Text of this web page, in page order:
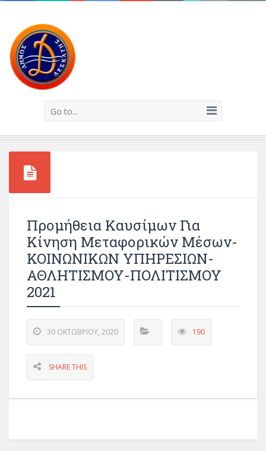
Go to...
Προμήθεια Καυσίμων Για
Κίνηση Μεταφορικών Μέσων-
ΚΟΙΝΩΝΙΚΩΝ ΥΠΗΡΕΣΙΩΝ-
ΑΘΛΗΤΙΣΜΟΥ-ΠΟΛΙΤΙΣΜΟΥ
2021
30 ΟΚΤΩΒΡΊΟΥ, 2020 190
SHARE THIS